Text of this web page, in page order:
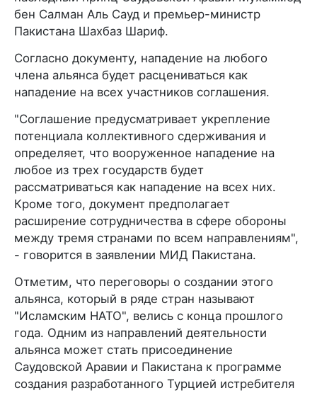
бен Салман Аль Сауд и премьер-министр
Пакистана Шахбаз Шариф.
Согласно документу, нападение на любого
члена альянса будет расцениваться как
нападение на всех участников соглашения.
"Соглашение предусматривает укрепление
потенциала коллективного сдерживания и
определяет, что вооруженное нападение на
любое из трех государств будет
рассматриваться как нападение на всех них.
Кроме того, документ предполагает
расширение сотрудничества в сфере обороны
между тремя странами по всем направлениям",
- говорится в заявлении МИД Пакистана.
Отметим, что переговоры о создании этого
альянса, который в ряде стран называют
"Исламским НАТО", велись с конца прошлого
года. Одним из направлений деятельности
альянса может стать присоединение
Саудовской Аравии и Пакистана к программе
создания разработанного Турцией истребителя